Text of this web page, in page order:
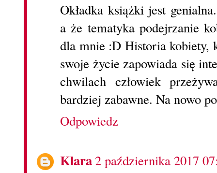
Okładka książki jest
a że tematyka podejrzanie
dla mnie :D Historia kobiety,
swoje życie zapowiada się
chwilach człowiek
bardziej zabawne. Na nowo
Odpowiedz
Klara2 października 2017